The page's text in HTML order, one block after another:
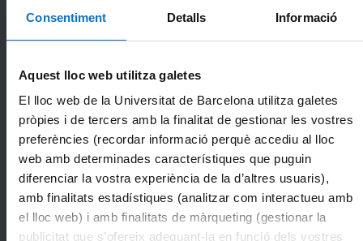
Consentiment Detalls Informació
Aquest lloc web utilitza galetes
El lloc web de la Universitat de Barcelona utilitza galetes
pròpies i de tercers amb la finalitat de gestionar les vostres
preferències (recordar informació perquè accediu al lloc
web amb determinades característiques que puguin
diferenciar la vostra experiència de la d’altres usuaris),
amb finalitats estadístiques (analitzar com interactueu amb
el lloc web) i amb finalitats de màrqueting (gestionar la
publicitat que s’ofereix adequant-la en funció dels vostres
Comparativa dels diferents ajuts econòmics.
Consulta els ajuts econòmics de cada programa: